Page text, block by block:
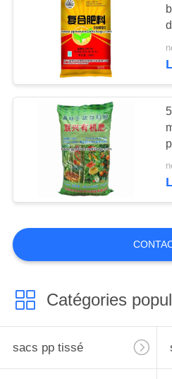
Sacs
Catégories
sacs pp tissé